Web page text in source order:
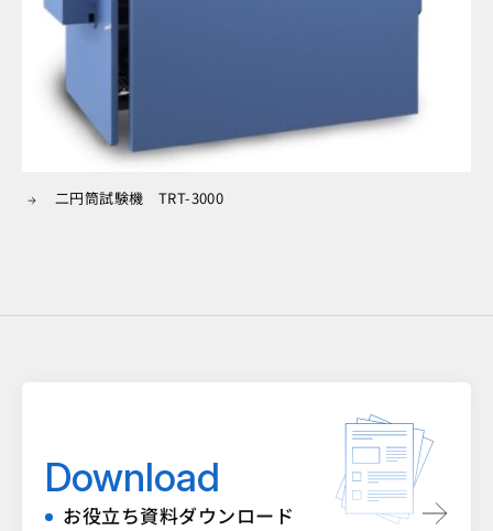
二円筒試験機 TRT-3000
Download
お役立ち資料ダウンロード